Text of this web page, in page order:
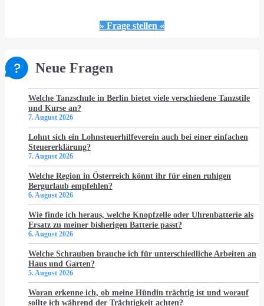
» Frage stellen «
Neue Fragen
Welche Tanzschule in Berlin bietet viele verschiedene Tanzstile
und Kurse an?
7. August 2026
Lohnt sich ein Lohnsteuerhilfeverein auch bei einer einfachen
Steuererklärung?
7. August 2026
Welche Region in Österreich könnt ihr für einen ruhigen
Bergurlaub empfehlen?
6. August 2026
Wie finde ich heraus, welche Knopfzelle oder Uhrenbatterie als
Ersatz zu meiner bisherigen Batterie passt?
6. August 2026
Welche Schrauben brauche ich für unterschiedliche Arbeiten an
Haus und Garten?
5. August 2026
Woran erkenne ich, ob meine Hündin trächtig ist und worauf
sollte ich während der Trächtigkeit achten?